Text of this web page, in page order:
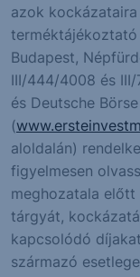
azok
terméktájékoztató
Budapest,
III/444/4008 és
és Deutsche
(
aloldalán)
figyelmesen
meghozatala
tárgyát,
kapcsolódó
származó